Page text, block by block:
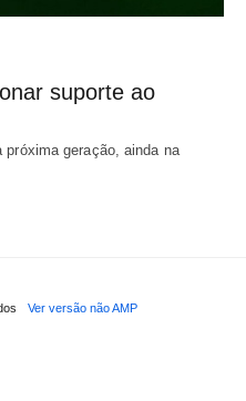
suporte ao
geração, ainda na
Ver versão não AMP